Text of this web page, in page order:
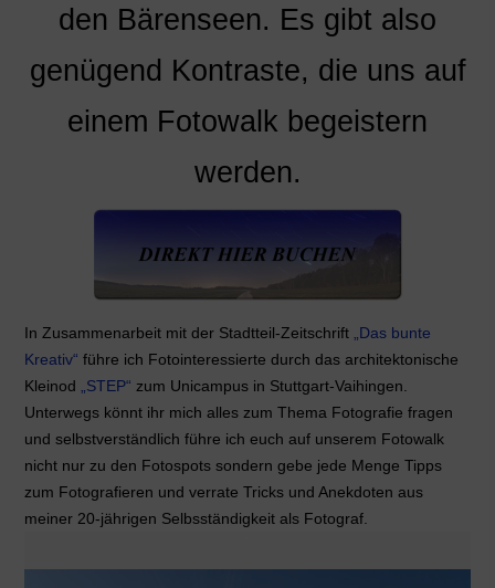
den Bärenseen. Es gibt also
genügend Kontraste, die uns auf
einem Fotowalk begeistern
werden.
In Zusammenarbeit mit der Stadtteil-Zeitschrift
„Das bunte
Kreativ“ führe ich Fotointeressierte durch das architektonische
Kleinod
„STEP“ zum Unicampus in Stuttgart-Vaihingen.
Unterwegs könnt ihr mich alles zum Thema Fotografie fragen
und selbstverständlich führe ich euch auf unserem Fotowalk
nicht nur zu den Fotospots sondern gebe jede Menge Tipps
zum Fotografieren und verrate Tricks und Anekdoten aus
meiner 20-jährigen Selbsständigkeit als Fotograf.